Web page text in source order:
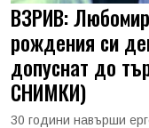
ВЗРИВ:
рождения си
допуснат до
СНИМКИ)
30 години навърши